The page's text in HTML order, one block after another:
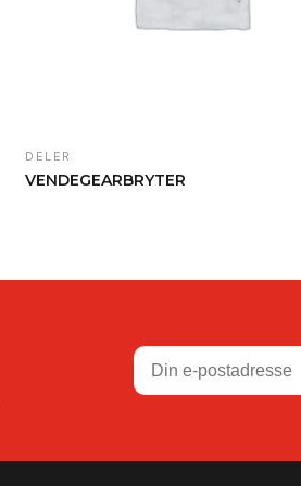
DELER
VENDEGEARBRYTER